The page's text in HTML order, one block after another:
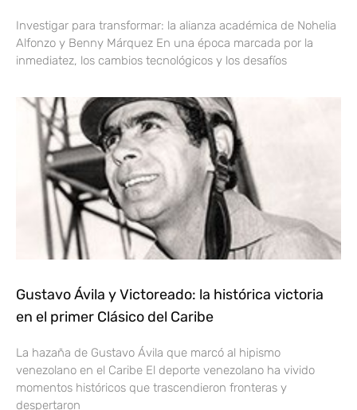
Investigar para transformar: la alianza académica de Nohelia
Alfonzo y Benny Márquez En una época marcada por la
inmediatez, los cambios tecnológicos y los desafíos
Gustavo Ávila y Victoreado: la histórica victoria
en el primer Clásico del Caribe
La hazaña de Gustavo Ávila que marcó al hipismo
venezolano en el Caribe El deporte venezolano ha vivido
momentos históricos que trascendieron fronteras y
despertaron